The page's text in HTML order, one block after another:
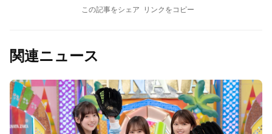
この記事をシェア リンクをコピー
関連ニュース